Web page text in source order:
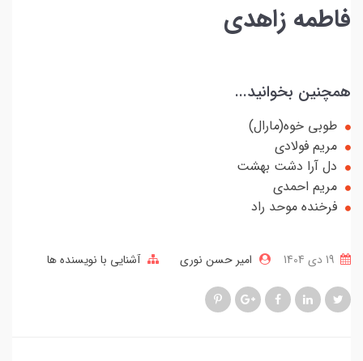
فاطمه زاهدی
همچنین بخوانید...
طوبی خوه(مارال)
مریم فولادی
دل آرا دشت بهشت
مریم احمدی
فرخنده موحد راد
امیر حسن نوری آشنایی با نویسنده ها